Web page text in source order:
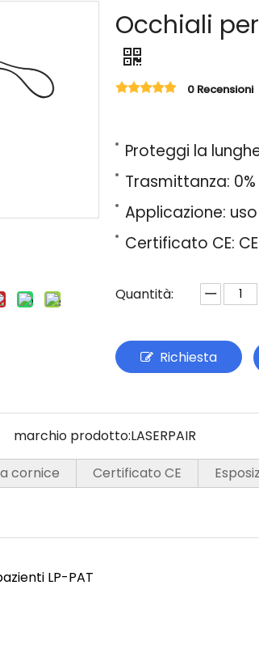
Occhiali
0 Recensioni
Proteggi la
Trasmittanza: 0%
Applicazione:
Certificato CE: CE
Quantità:
Richiesta
marchio prodotto:LASERPAIR
cornice Certificato CE
LP-PAT